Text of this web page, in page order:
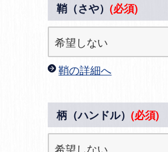
鞘（さや）(必須)
鞘の詳細へ
柄（ハンドル）(必須)